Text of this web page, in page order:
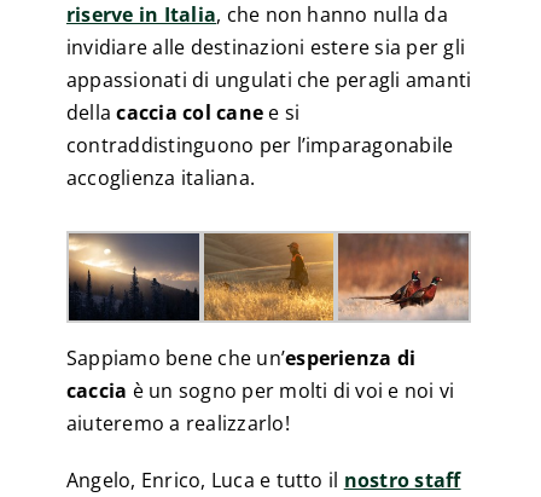
riserve in Italia, che non hanno nulla da
invidiare alle destinazioni estere sia per gli
appassionati di ungulati che peragli amanti
dellacaccia col cane e si
contraddistinguono per l’imparagonabile
accoglienza italiana.
Sappiamo bene che un’esperienza di
caccia è un sogno per molti di voi e noi vi
aiuteremo a realizzarlo!
Angelo, Enrico, Luca e tutto il nostro staff